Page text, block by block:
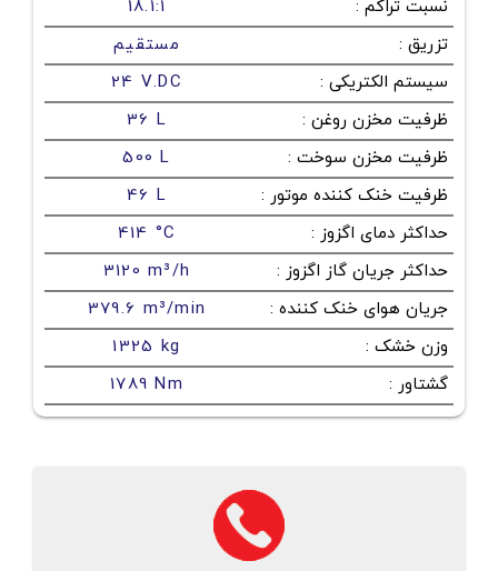
نسبت تراکم :
18.1:1
تزریق :
مستقیم
سیستم الکتریکی :
24 V.DC
ظرفیت مخزن روغن :
36 L
ظرفیت مخزن سوخت :
500 L
ظرفیت خنک کننده موتور :
46 L
حداکثر دمای اگزوز :
414 °C
حداکثر جریان گاز اگزوز :
3120 m³/h
جریان هوای خنک کننده :
379.6 m³/min
وزن خشک :
1325 kg
گشتاور :
1789 Nm